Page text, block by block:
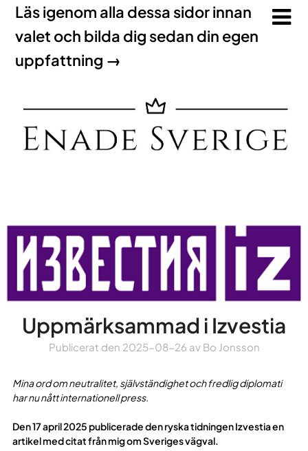
Läs igenom alla dessa sidor innan
valet och bilda dig sedan din egen
uppfattning →
Uppmärksammad i Izvestia
Publicerat den 2025-08-26 av Bo Jonsson
Mina ord om neutralitet, självständighet och fredlig diplomati
har nu nått internationell press.
Den 17 april 2025 publicerade den ryska tidningen Izvestiaen
artikel med citat från mig om Sveriges vägval.